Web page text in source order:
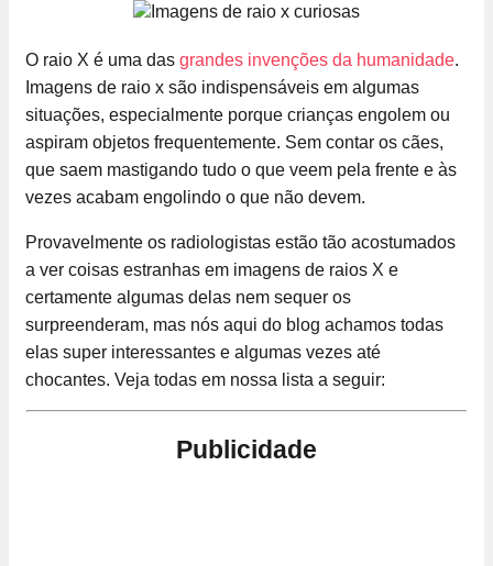
O raio X é uma das grandes invenções da humanidade.
Imagens de raio x são indispensáveis em algumas
situações, especialmente porque crianças engolem ou
aspiram objetos frequentemente. Sem contar os cães,
que saem mastigando tudo o que veem pela frente e às
vezes acabam engolindo o que não devem.
Provavelmente os radiologistas estão tão acostumados
a ver coisas estranhas em imagens de raios X e
certamente algumas delas nem sequer os
surpreenderam, mas nós aqui do blog achamos todas
elas super interessantes e algumas vezes até
chocantes. Veja todas em nossa lista a seguir:
Publicidade